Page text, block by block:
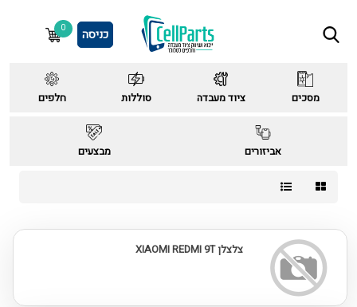
כניסה 0
מסכים ציוד מעבדה סוללות חלפים
אביזורים מבצעים
צלצלן XIAOMI REDMI 9T